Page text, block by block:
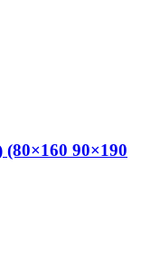
90×190